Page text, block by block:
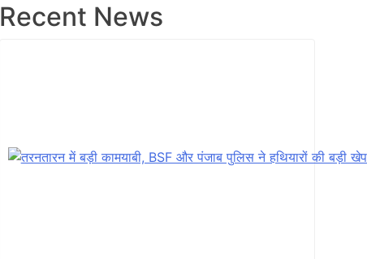
Recent News